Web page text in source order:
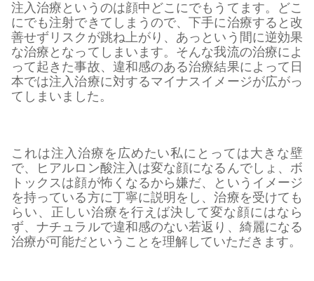
注入治療というのは顔中どこにでもうてます。どこ
にでも注射できてしまうので、下手に治療すると改
善せずリスクが跳ね上がり、あっという間に逆効果
な治療となってしまいます。そんな我流の治療によ
って起きた事故、違和感のある治療結果によって日
本では注入治療に対するマイナスイメージが広がっ
てしまいました。
これは注入治療を広めたい私にとっては大きな壁
で、ヒアルロン酸注入は変な顔になるんでしょ、ボ
トックスは顔が怖くなるから嫌だ、というイメージ
を持っている方に丁寧に説明をし、治療を受けても
らい、正しい治療を行えば決して変な顔にはなら
ず、ナチュラルで違和感のない若返り、綺麗になる
治療が可能だということを理解していただきます。